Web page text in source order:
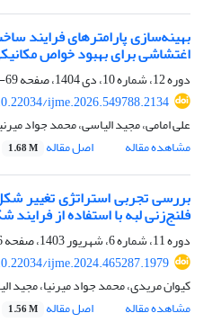
بهینه‌سازی پارامترهای فرایند
اغتشاشی برای بهبود خواص
دوره 12، شماره 10، دی 1404، صفحه
69-85
ijme.2026.549788.2134
علی امامی، مجید الیاسی، محمد جواد
مشاهده مقاله
اصل مقاله 1.68 M
فلنج‌زنی لبه با استفاده از
دوره 11، شماره 6، شهریور 1403، صفحه
ijme.2024.465287.1979
کیوان مریدی، محمد جواد میرنیا، مجید
مشاهده مقاله
اصل مقاله 1.56 M